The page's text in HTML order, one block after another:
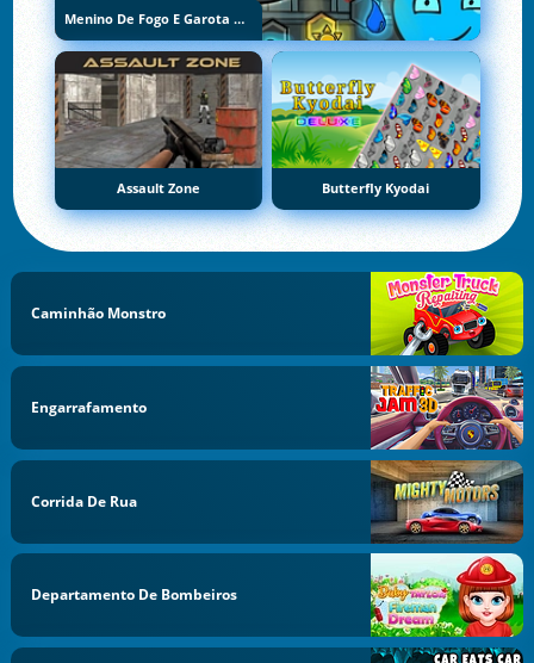
Menino De Fogo E Garota De Água 5: Elementos
Assault Zone Butterfly Kyodai
Caminhão Monstro
Engarrafamento
Corrida De Rua
Departamento De Bombeiros